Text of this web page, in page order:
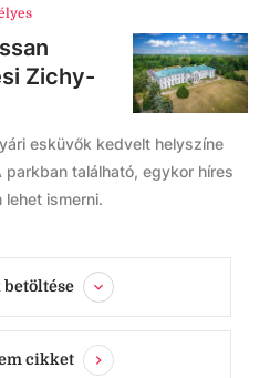
Zichy-
esküvők kedvelt helyszíne
található, egykor híres
lehet ismerni.
betöltése
cikket